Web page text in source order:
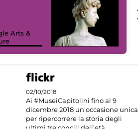
Arts &
02/10/2018
Ai #MuseiCapitolini fino al 9
dicembre 2018 un’occasione unica
per ripercorrere la storia degli
ultimi tre concili dell’età